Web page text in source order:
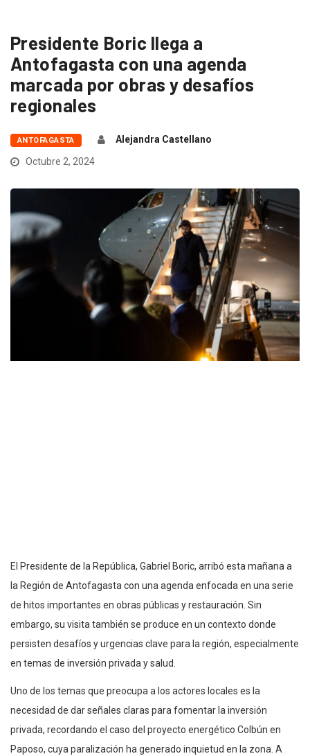
Presidente Boric llega a
Antofagasta con una agenda
marcada por obras y desafíos
regionales
ANTOFAGASTA
Alejandra Castellano
Octubre 2, 2024
El Presidente de la República, Gabriel Boric, arribó esta mañana a
la Región de Antofagasta con una agenda enfocada en una serie
de hitos importantes en obras públicas y restauración. Sin
embargo, su visita también se produce en un contexto donde
persisten desafíos y urgencias clave para la región, especialmente
en temas de inversión privada y salud.
Uno de los temas que preocupa a los actores locales es la
necesidad de dar señales claras para fomentar la inversión
privada, recordando el caso del proyecto energético Colbún en
Paposo, cuya paralización ha generado inquietud en la zona. A